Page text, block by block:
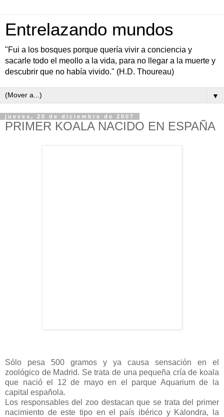
Entrelazando mundos
"Fui a los bosques porque quería vivir a conciencia y
sacarle todo el meollo a la vida, para no llegar a la muerte y
descubrir que no había vivido." (H.D. Thoureau)
▼
jueves, 20 de diciembre de 2007
PRIMER KOALA NACIDO EN ESPAÑA
Sólo pesa 500 gramos y ya causa sensación en el
zoológico de Madrid. Se trata de una pequeña cría de koala
que nació el 12 de mayo en el parque Aquarium de la
capital española.
Los responsables del zoo destacan que se trata del primer
nacimiento de este tipo en el país ibérico y Kalondra, la